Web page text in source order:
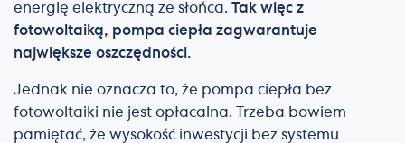
energię elektryczną ze słońca. Tak więc z
fotowoltaiką, pompa ciepła zagwarantuje
największe oszczędności.
Jednak nie oznacza to, że pompa ciepła bez
fotowoltaiki nie jest opłacalna. Trzeba bowiem
pamiętać, że wysokość inwestycji bez systemu